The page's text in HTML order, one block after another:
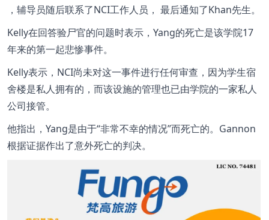
，辅导员随后联系了NCI工作人员， 最后通知了Khan先生。
Kelly在回答验尸官的问题时表示，Yang的死亡是该学院17
年来的第一起悲惨事件。
Kelly表示，NCI尚未对这一事件进行任何审查，因为学生宿
舍楼是私人拥有的，而该设施的管理也已由学院的一家私人
公司接管。
他指出，Yang是由于“非常不幸的情况”而死亡的。Gannon
根据证据作出了意外死亡的判决。